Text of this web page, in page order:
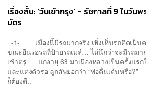
เรื่องสั้น: ‘วันเข้ากรุง’ – รัชกาลที่ 9 ในวั
บัตร
-1- เมืองนี้มีรถมากจริง เพิ่งเห็นรถติดเป็น
ขณะยืนรอรถที่ป้ายรถเมล์… ไม่นึกว่าจะมีรถม
เช้าตรู่ แกอายุ 63 มาเมืองหลวงเป็นครั้งแร
และแต่งตัวรอ ลูกสัพยอกว่า “พ่อตื่นเต้นหรือ
ก็ต้องตื...